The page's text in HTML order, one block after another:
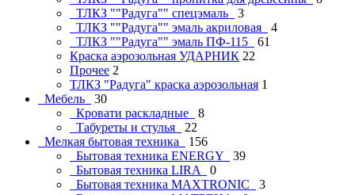
ТЛКЗ ""Радуга"" спецэмаль
3
ТЛКЗ ""Радуга"" эмаль акриловая
4
ТЛКЗ ""Радуга"" эмаль ПФ-115
61
Краска аэрозольная УДАРНИК 22
Прочее 2
ТЛКЗ "Радуга" краска аэрозольная 1
Мебель
30
Кровати раскладные
8
Табуреты и стулья
22
Мелкая бытовая техника
156
Бытовая техника ENERGY
39
Бытовая техника LIRA
0
Бытовая техника MAXTRONIC
3